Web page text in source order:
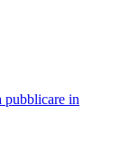
pubblicare in